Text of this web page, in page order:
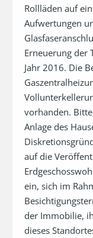
Rollläden auf
Aufwertungen
Erneuerung der
Jahr 2016. Die
vorhanden.
Anlage des
auf die
ein, sich im
der Immobilie,
dieses